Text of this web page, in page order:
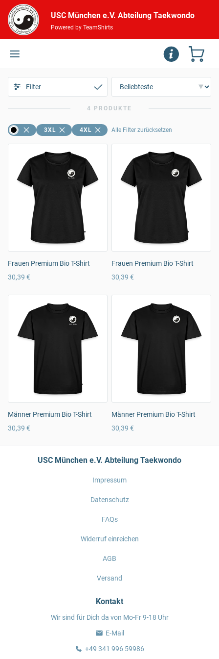
USC München e.V. Abteilung Taekwondo
Powered by TeamShirts
Filter
4 PRODUKTE
3XL 4XL Alle Filter zurücksetzen
Frauen Premium Bio T-Shirt
30,39 €
Frauen Premium Bio T-Shirt
30,39 €
Männer Premium Bio T-Shirt
30,39 €
Männer Premium Bio T-Shirt
30,39 €
USC München e.V. Abteilung Taekwondo
Impressum
Datenschutz
FAQs
Widerruf einreichen
AGB
Versand
Kontakt
Wir sind für Dich da von Mo-Fr 9-18 Uhr
E-Mail
+49 341 996 59986